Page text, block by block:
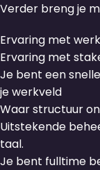
Verder breng je
Ervaring met
Ervaring met
Je bent een
je werkveld
Waar structuur
Uitstekende
taal.
Je bent fulltime